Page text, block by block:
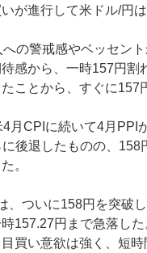
が進行して米ドル/円は
の警戒感やベッセン
感から、一時157円
ことから、すぐに157
月CPIに続いて4月PPI
後退したものの、
。
、ついに158円を突破
157.27円まで急落し
買い意欲は強く、短時